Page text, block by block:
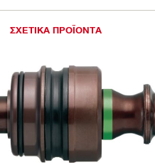
ΣΧΕΤΙΚΑ ΠΡΟΪΟΝΤΑ